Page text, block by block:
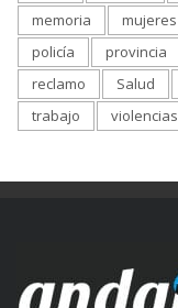
memoria
mujeres
policía
provincia
reclamo
Salud
trabajo
violencias